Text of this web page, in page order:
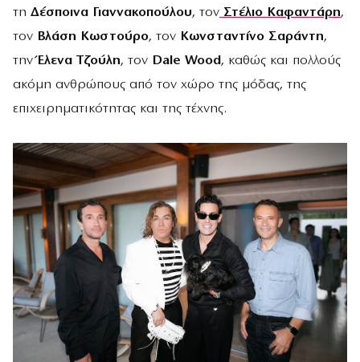
τη Δέσποινα Γιαννακοπούλου, τον Στέλιο Καφαντάρη,
τον Βλάση Κωστούρο, τον Κωνσταντίνο Σαράντη,
τηνΈλενα Τζούλη, τον Dale Wood , καθώς και πολλούς
ακόμη ανθρώπους από τον χώρο της μόδας, της
επιχειρηματικότητας και της τέχνης.